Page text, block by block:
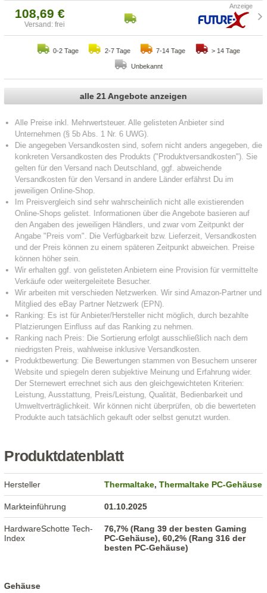
108,69 €
Versand: frei
0-2 Tage 2-7 Tage 7-14 Tage > 14 Tage
Unbekannt
alle 21 Angebote anzeigen
Produktdatenblatt
Hersteller Thermaltake,Thermaltake PC-Gehäuse
Markteinführung 01.10.2025
HardwareSchotte Tech-
Index
76,7% (Rang 39 der besten Gaming
PC-Gehäuse), 60,2% (Rang 316 der
besten PC-Gehäuse)
Gehäuse